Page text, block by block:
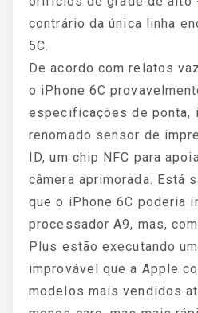
contrário da única linha
5C.
De acordo com relatos
o iPhone 6C
especificações de ponta,
renomado sensor de
ID, um chip NFC para
câmera aprimorada. Está
que o iPhone 6C poderia
processador A9, mas,
Plus estão executando
improvável que a Apple
modelos mais vendidos